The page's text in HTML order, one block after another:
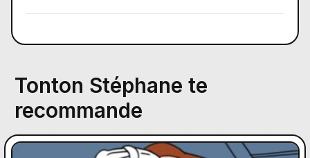
Tonton Stéphane te
recommande